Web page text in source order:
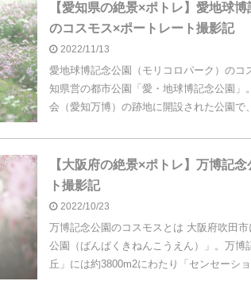
【愛知県の絶景×ポトレ】愛地球
のコスモス×ポートレート撮影記
2022/11/13
愛地球博記念公園（モリコロパーク）のコ
知県営の都市公園「愛・地球博記念公園」
会（愛知万博）の跡地に開設された公園で
【大阪府の絶景×ポトレ】万博記
ト撮影記
2022/10/23
万博記念公園のコスモスとは 大阪府吹田
公園（ばんぱくきねんこうえん）」。万
丘」には約3800m2にわたり「センセーシ